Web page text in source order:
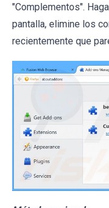
"Complementos".
pantalla, elimine los
recientemente que